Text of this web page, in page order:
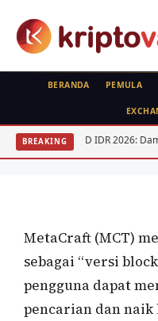
BERANDA PEMULA
BREAKING
USD IDR 2026: Dampak
KOIN
Metacraft (MCT)
MetaCraft (MCT)
sebagai “versi
pengguna dapat
pencarian dan